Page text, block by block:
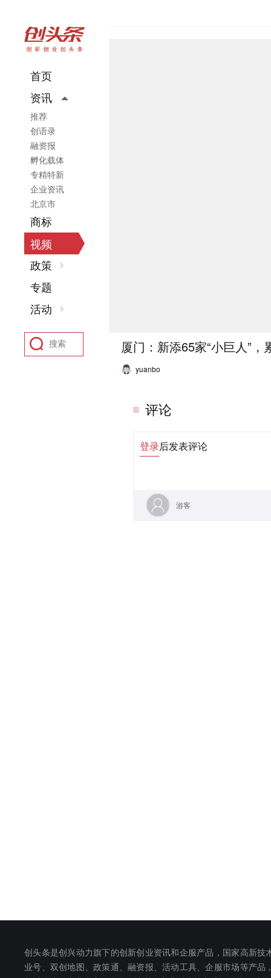
厦门：新添65家“小巨人”
yuanbo
评论
登录后发表评论
游客
首页
资讯
推荐
创语录
融资报
孵化载体
专精特新
企业资讯
北京市
商标
视频
政策
专题
活动
创头条是创兴动力旗下的创新创业资讯和企服产品，国家高新
业号、双创地图、政策通、融资报、活动工具、企服市场等产